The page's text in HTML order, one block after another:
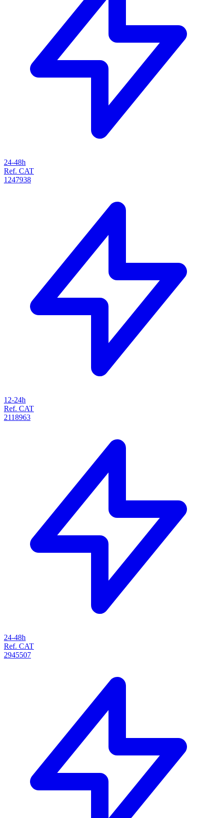
24-48h
Ref. CAT
1247938
12-24h
Ref. CAT
2118963
24-48h
Ref. CAT
2945507